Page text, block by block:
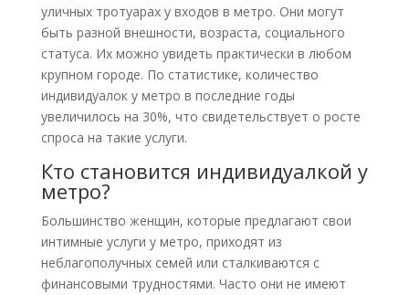
уличных тротуарах у входов в метро. Они могут
быть разной внешности, возраста, социального
статуса. Их можно увидеть практически в любом
крупном городе. По статистике, количество
индивидуалок у метро в последние годы
увеличилось на 30%, что свидетельствует о росте
спроса на такие услуги.
Кто становится индивидуалкой у
метро?
Большинство женщин, которые предлагают свои
интимные услуги у метро, приходят из
неблагополучных семей или сталкиваются с
финансовыми трудностями. Часто они не имеют